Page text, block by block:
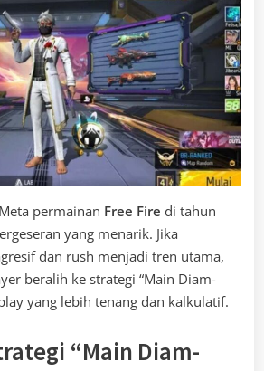
permainan Free Fire di tahun
yang menarik. Jika
dan rush menjadi tren utama,
beralih ke strategi “Main Diam-
yang lebih tenang dan kalkulatif.
“Main Diam-